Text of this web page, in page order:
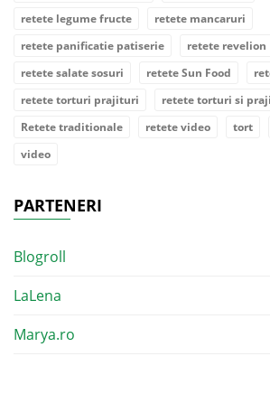
retete legume fructe
retete mancaruri
retete panificatie patiserie
retete revelion
retete salate sosuri
retete Sun Food
retete torturi prajituri
retete torturi si
Retete traditionale
retete video tort
video
PARTENERI
Blogroll
LaLena
Marya.ro